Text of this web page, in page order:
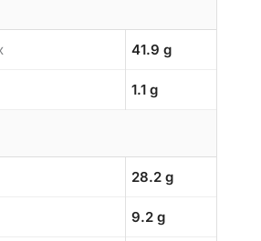
41.9 g
1.1 g
28.2 g
9.2 g